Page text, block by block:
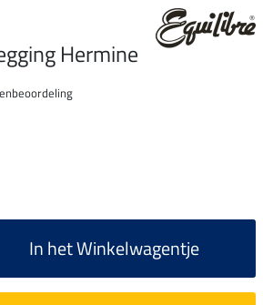
Hermine
In het Winkelwagentje